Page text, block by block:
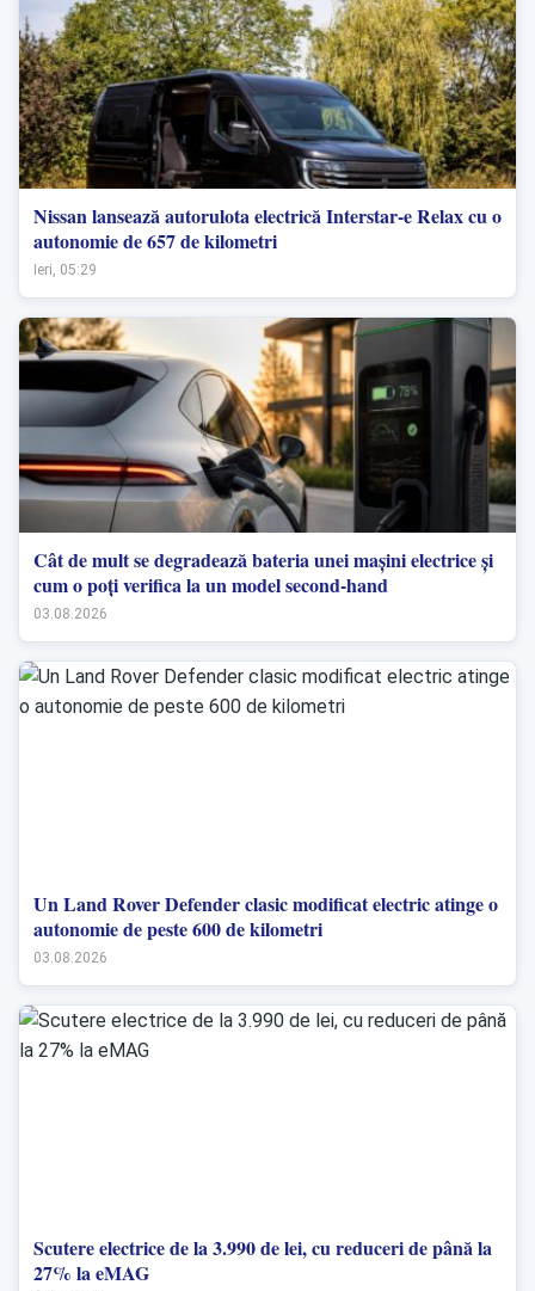
Nissan lansează autorulota electrică Interstar-e Relax cu o
autonomie de 657 de kilometri
Ieri, 05:29
Cât de mult se degradează bateria unei mașini electrice și
cum o poți verifica la un model second-hand
03.08.2026
Un Land Rover Defender clasic modificat electric atinge o
autonomie de peste 600 de kilometri
03.08.2026
Scutere electrice de la 3.990 de lei, cu reduceri de până la
27% la eMAG